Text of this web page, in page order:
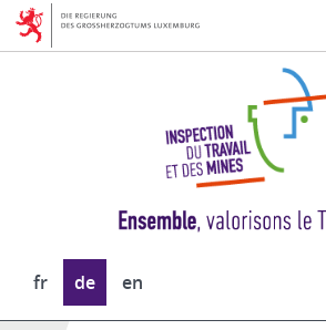
Zur
Navigation
Zum
Inhalt
Sprache
wechseln
fr de en